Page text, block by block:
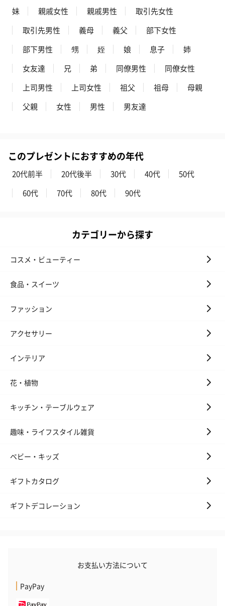
花束ハンドタオル（ピ
ンク）（1,760円）
花束ハンドタオル（ブ
ルー）（1,760円）
キャンドル・お香
キャンドル・お香を同梱してお届けいたします。
フラッグカプセル：イ
ンセンススティック
フラッグカプセル：イ
ンセンススティック
ショートイン
お酒を同梱してお届けいたします。
ディット（712円）
ブラック１２
おつまみ・その他
お酒にぴったりのおつまみ・サプリを同梱してお届けいたしま
す。
いぶりがっことチーズ
ごろっとうまみ チーズ
のオイル漬（塩麹&レモ
妹 親戚女性 親戚男性
取引先女性
取引先男性
義母 義父
部下女性
部下男性
甥 姪 娘 息子
姉
女友達
兄 弟 同僚男性
同僚女性
上司男性
上司女性 祖父 祖母
母親
父親
女性 男性 男友達
このプレゼントにおすすめの年代
20代前半 20代後半 30代 40代
50代
60代
70代 80代 90代
カテゴリーから探す
コスメ・ビューティー
食品・スイーツ
ファッション
アクセサリー
インテリア
花・植物
キッチン・テーブルウェア
趣味・ライフスタイル雑貨
ベビー・キッズ
ギフトカタログ
ギフトデコレーション
お支払い方法について
PayPay